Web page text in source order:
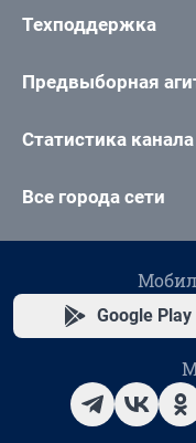
Техподдержка
Предвыборная
Статистика
Все города сети
Google Play